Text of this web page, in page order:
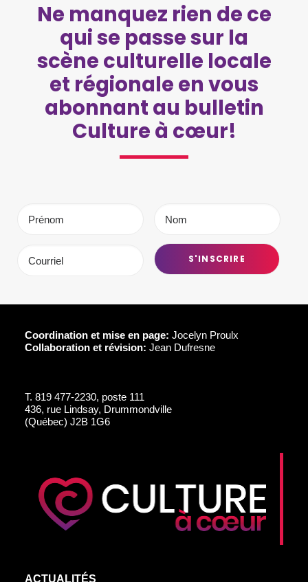
Ne manquez rien de ce
qui se passe sur la
scène culturelle locale
et régionale en vous
abonnant au bulletin
Culture à cœur!
Coordination et mise en page: Jocelyn Proulx
Collaboration et révision: Jean Dufresne
T. 819 477-2230, poste 111
436, rue Lindsay, Drummondville
(Québec) J2B 1G6
ACTUALITÉS